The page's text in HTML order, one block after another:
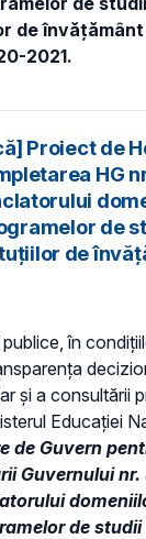
de
2021.
Proiect de
HG
de
de
în
și a consultării
Educaţiei
de Guvern
Guvernului
de